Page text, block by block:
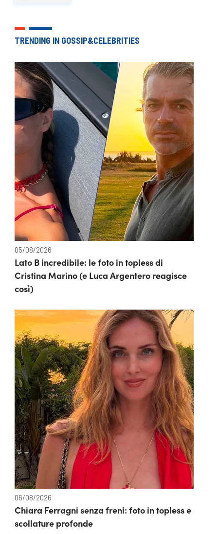
TRENDING IN GOSSIP&CELEBRITIES
05/08/2026
Lato B incredibile: le foto in topless di
Cristina Marino (e Luca Argentero reagisce
così)
06/08/2026
Chiara Ferragni senza freni: foto in topless e
scollature profonde